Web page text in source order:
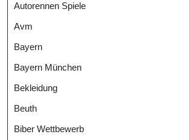
Autorennen Spiele
Avm
Bayern
Bayern München
Bekleidung
Beuth
Biber Wettbewerb